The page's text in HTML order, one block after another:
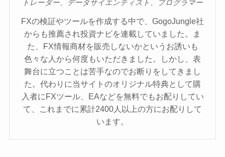
トレーダー、データサイエンティスト、プログラマー
FXの検証やツールを作成する中で、GogoJungle社
からも推薦され投資ナビを連載していました。ま
た、FX情報商材を販売しないかというお誘いも
色々な人から何度もいただきました。しかし、表
舞台に立つことは苦手なのでお断りをしてきまし
た。代わりに当サイトのオリジナル特典として購
入者にFXツール、EAなどを無料でもお配りしてい
て、これまでに累計2400人以上の方にお配りして
います。